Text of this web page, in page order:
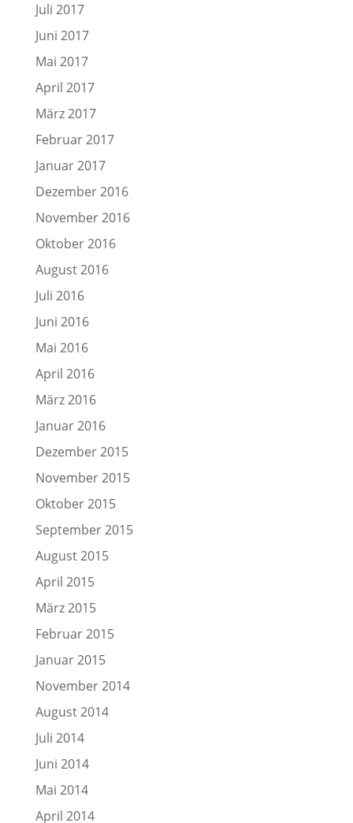
Juli 2017
Juni 2017
Mai 2017
April 2017
März 2017
Februar 2017
Januar 2017
Dezember 2016
November 2016
Oktober 2016
August 2016
Juli 2016
Juni 2016
Mai 2016
April 2016
März 2016
Januar 2016
Dezember 2015
November 2015
Oktober 2015
September 2015
August 2015
April 2015
März 2015
Februar 2015
Januar 2015
November 2014
August 2014
Juli 2014
Juni 2014
Mai 2014
April 2014